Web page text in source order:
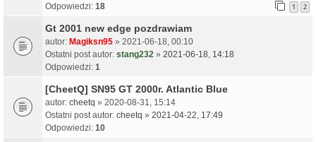
Odpowiedzi: 18 1 2
Gt 2001 new edge pozdrawiam
autor: Magiksn95 » 2021-06-18, 00:10
Ostatni post autor: stang232 » 2021-06-18, 14:18
Odpowiedzi: 1
[CheetQ] SN95 GT 2000r. Atlantic Blue
autor: cheetq » 2020-08-31, 15:14
Ostatni post autor: cheetq » 2021-04-22, 17:49
Odpowiedzi: 10